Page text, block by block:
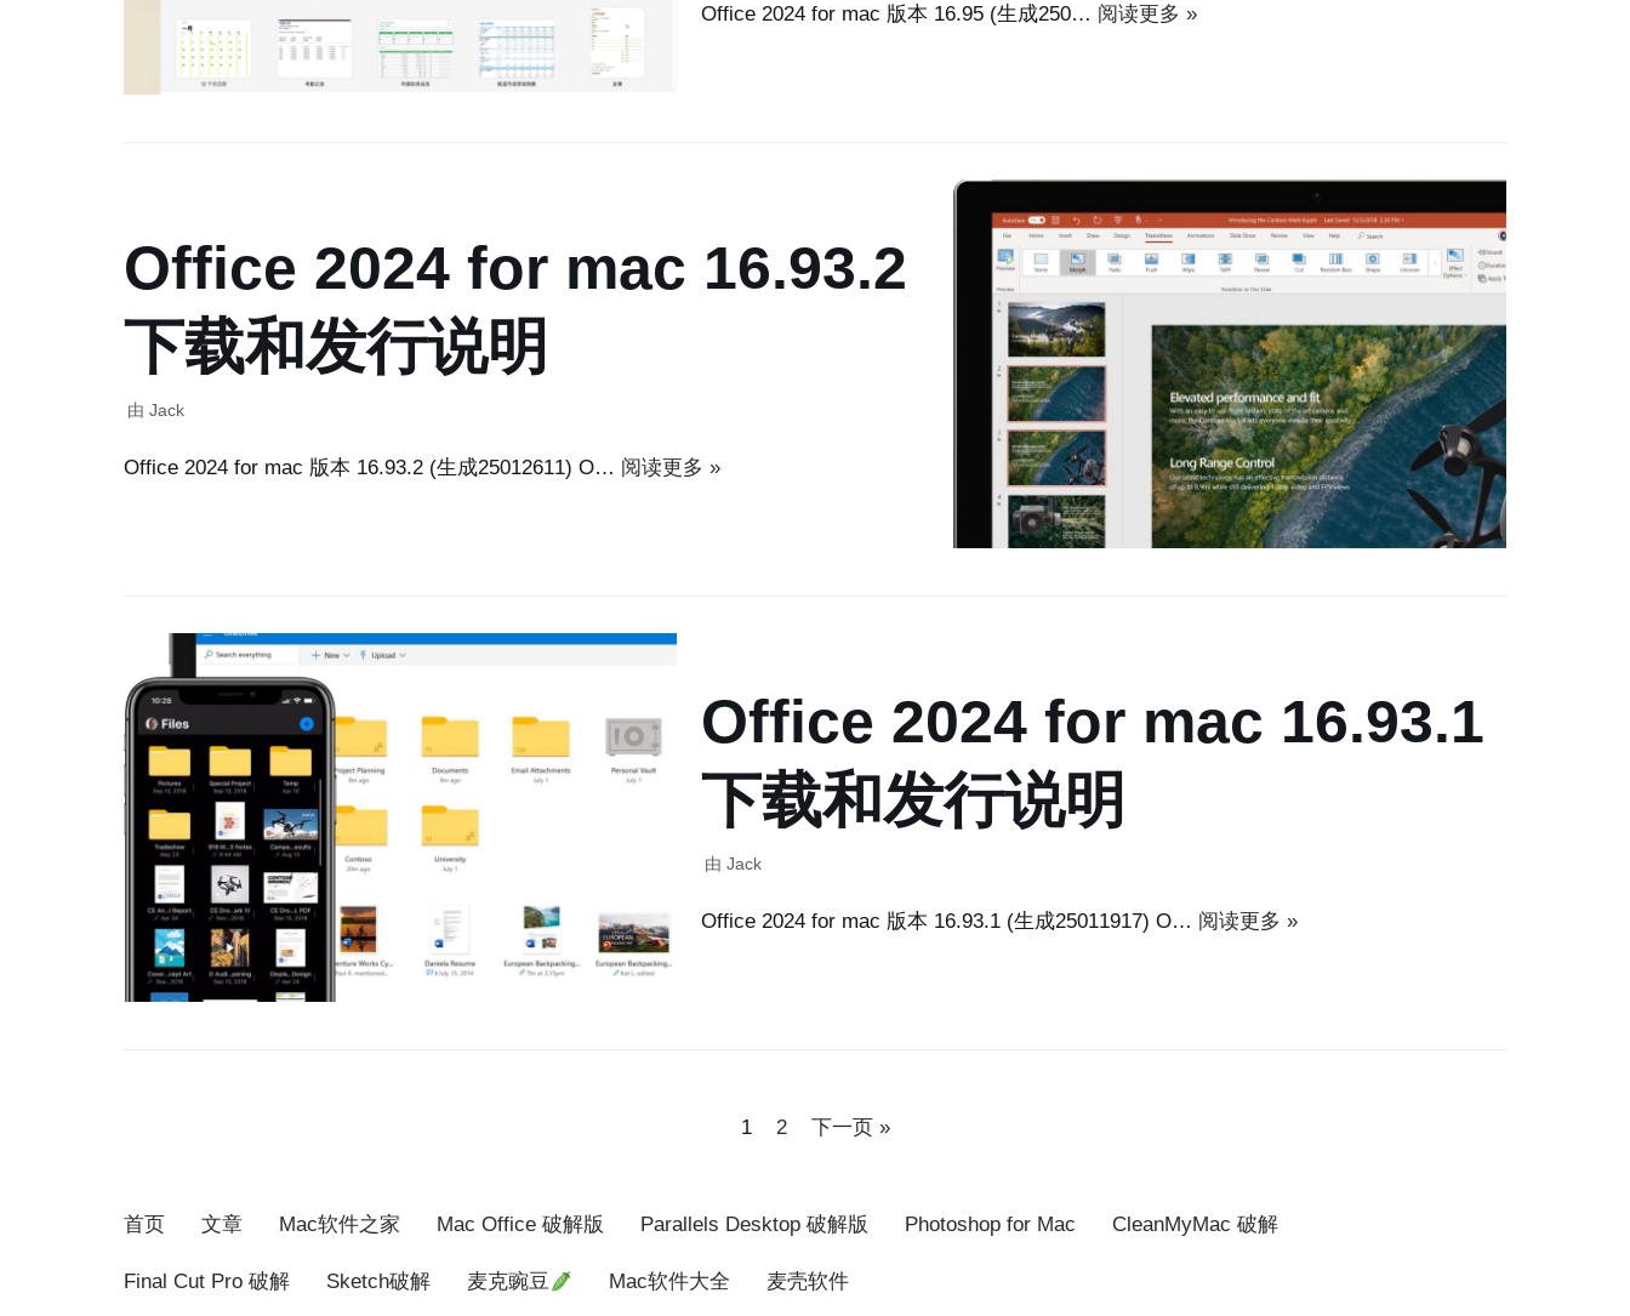
Office 2024 for mac 版本 16.95 (生成250… 阅读更多 »
Office 2024 for mac 16.93.2
下载和发行说明
由 Jack
Office 2024 for mac 版本 16.93.2 (生成25012611) O… 阅读更多 »
Office 2024 for mac 16.93.1
下载和发行说明
由 Jack
Office 2024 for mac 版本 16.93.1 (生成25011917) O… 阅读更多 »
1 2 下一页 »
首页 文章 Mac软件之家 Mac Office 破解版 Parallels Desktop 破解版 Photoshop for Mac CleanMyMac 破解
Final Cut Pro 破解 Sketch破解 麦克豌豆 Mac软件大全 麦壳软件